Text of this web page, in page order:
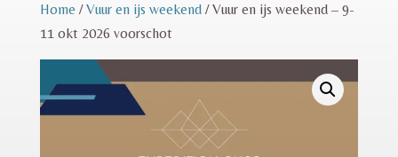
Home /Vuur en ijs weekend/ Vuur en ijs weekend – 9-
11 okt 2026 voorschot